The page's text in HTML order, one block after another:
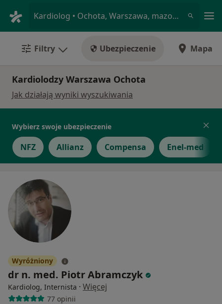
Kardiolog • Ochota, Warszawa, mazowieckie
Filtry Ubezpieczenie Mapa
Kardiolodzy Warszawa Ochota
Jak działają wyniki wyszukiwania
Wybierz swoje ubezpieczenie
NFZ Allianz Compensa Enel-med
Wyróżniony
dr n. med. Piotr Abramczyk
Kardiolog, Internista · Więcej
77 opinii